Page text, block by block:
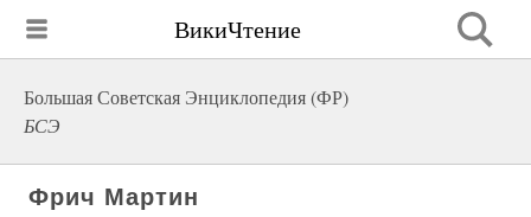
ВикиЧтение
Большая Советская Энциклопедия (ФР)
БСЭ
Фрич Мартин